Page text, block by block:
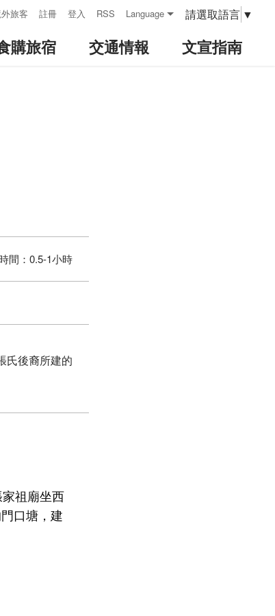
旅客 註冊 登入 RSS Language 請選取語言 ▼
購旅宿 交通情報 文宣指南
間： 0.5-1小時
氏後裔所建的
祖廟坐西
口塘，建